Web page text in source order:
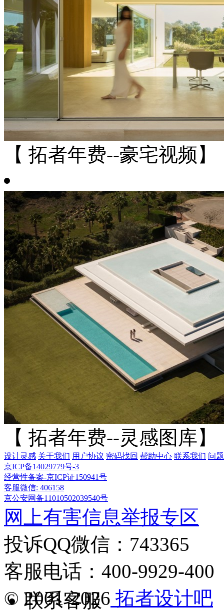
【 拓者年费--豪宅视频】
【 拓者年费--灵感图库】
设计灵感 关于我们 用户协议 密码找回 帮助中心 联系我们 问
京ICP备14029779号-3
经营性备案-京ICP证150941号
客服微信: 406158
京公安网备11010502039540号
网上有害信息举报专区
投诉QQ微信：743365
客服电话：400-9929-400
© 2001-2026 拓者设计吧
联系客服